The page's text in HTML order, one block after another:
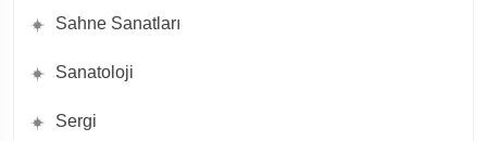
Sahne Sanatları
Sanatoloji
Sergi